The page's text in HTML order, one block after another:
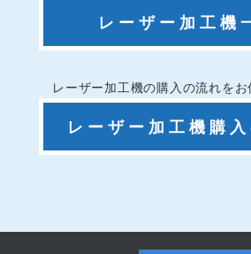
レーザー加工機
レーザー加工機の購入の流れをお
レーザー加工機購